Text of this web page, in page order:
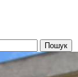
Пошук